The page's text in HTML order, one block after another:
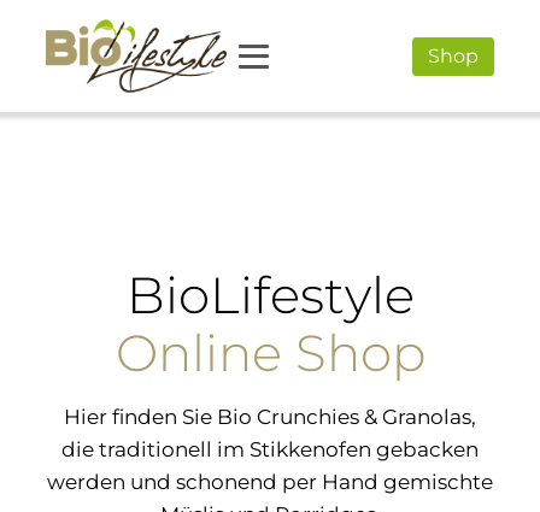
Shop
BioLifestyle
Online Shop
Hier finden Sie Bio Crunchies & Granolas,
die traditionell im Stikkenofen gebacken
werden und schonend per Hand gemischte